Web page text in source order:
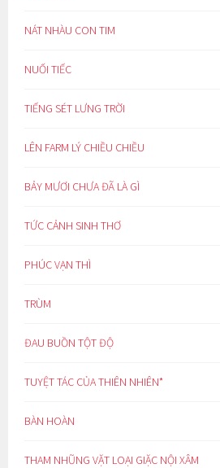
NÁT NHÀU CON TIM
NUỐI TIẾC
TIẾNG SÉT LƯNG TRỜI
LÊN FARM LÝ CHIỀU CHIỀU
BẢY MƯƠI CHƯA ĐÃ LÀ GÌ
TỨC CẢNH SINH THƠ
PHÚC VẠN THÌ
TRÙM
ĐAU BUỒN TỘT ĐỘ
TUYỆT TÁC CỦA THIÊN NHIÊN*
BÀN HOÀN
THAM NHŨNG VẶT LOẠI GIẶC NỘI XÂM